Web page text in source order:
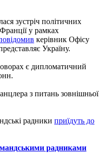
зустріч політичних
у рамках
керівник Офісу
Україну.
є дипломатичний
з питань зовнішньої
радники приїдуть до
радниками